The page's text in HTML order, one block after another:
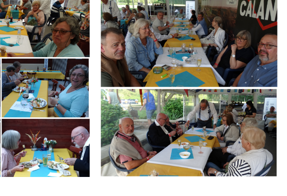
Branding
ARMCHAIR